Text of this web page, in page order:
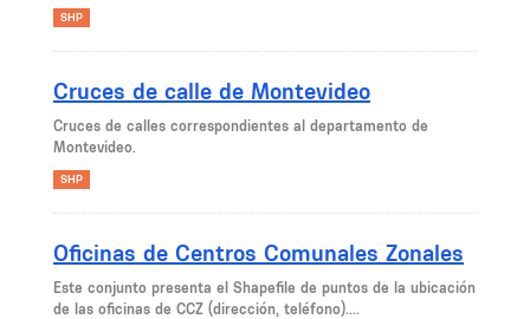
SHP
Cruces de calle de Montevideo
Cruces de calles correspondientes al departamento de
Montevideo.
SHP
Oficinas de Centros Comunales Zonales
Este conjunto presenta el Shapefile de puntos de la ubicación
de las oficinas de CCZ (dirección, teléfono)....